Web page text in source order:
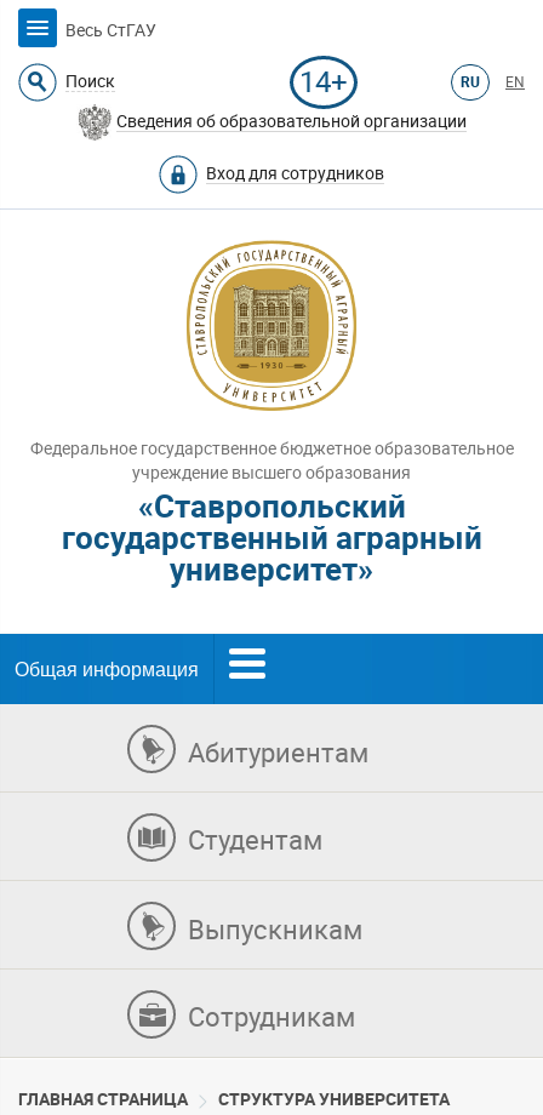
Весь СтГАУ
Поиск 14+ RU EN
Сведения об образовательной организации
Вход для сотрудников
Федеральное государственное бюджетное образовательное
учреждение высшего образования
«Ставропольский
государственный аграрный
университет»
Общая информация
Абитуриентам
Студентам
Выпускникам
Сотрудникам
ГЛАВНАЯ СТРАНИЦА CТРУКТУРА УНИВЕРСИТЕТА